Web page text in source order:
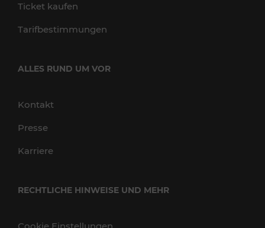
Ticket kaufen
Tarifbestimmungen
ALLES RUND UM VOR
Kontakt
Presse
Karriere
RECHTLICHE HINWEISE UND MEHR